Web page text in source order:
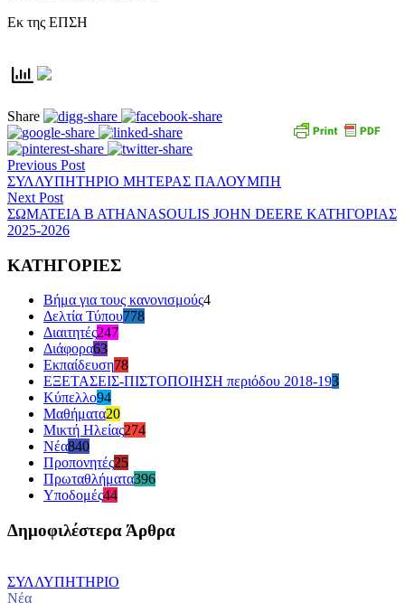
Εκ της ΕΠΣΗ
Share
Previous Post
ΣΥΛΛΥΠΗΤΗΡΙΟ ΜΗΤΕΡΑΣ ΠΑΛΟΥΜΠΗ
Next Post
ΣΩΜΑΤΕΙΑ B ATHANASOULIS JOHN DEERE ΚΑΤΗΓΟΡΙΑΣ
2025-2026
ΚΑΤΗΓΟΡΙΕΣ
Βήμα για τους κανονισμούς4
Δελτία Τύπου778
Διαιτητές247
Διάφορα63
Εκπαίδευση78
ΕΞΕΤΑΣΕΙΣ-ΠΙΣΤΟΠΟΙΗΣΗ περιόδου 2018-193
Κύπελλο94
Μαθήματα20
Μικτή Ηλείας274
Νέα840
Προπονητές25
Πρωταθλήματα396
Υποδομές44
Δημοφιλέστερα Άρθρα
ΣΥΛΛΥΠΗΤΗΡΙΟ
Νέα